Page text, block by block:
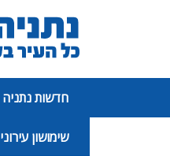
חדשות נתניה
שימושון עירוני